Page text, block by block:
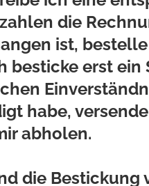
die
ist,
besticke erst ein
habe,
abholen.
die Bestickung